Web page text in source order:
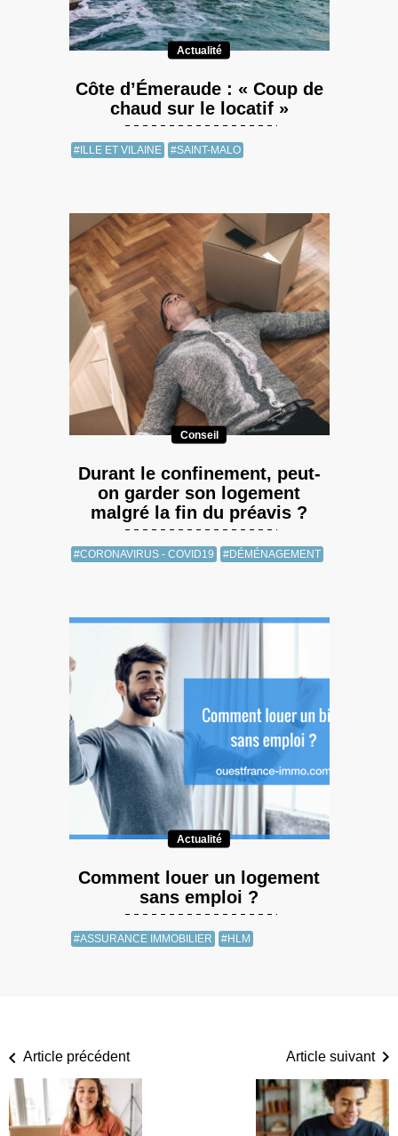
Actualité
Côte d’Émeraude : « Coup de
chaud sur le locatif »
#ILLE ET VILAINE #SAINT-MALO
Conseil
Durant le confinement, peut-
on garder son logement
malgré la fin du préavis ?
#CORONAVIRUS - COVID19 #DÉMÉNAGEMENT
Actualité
Comment louer un logement
sans emploi ?
#ASSURANCE IMMOBILIER #HLM
Article précédent Article suivant